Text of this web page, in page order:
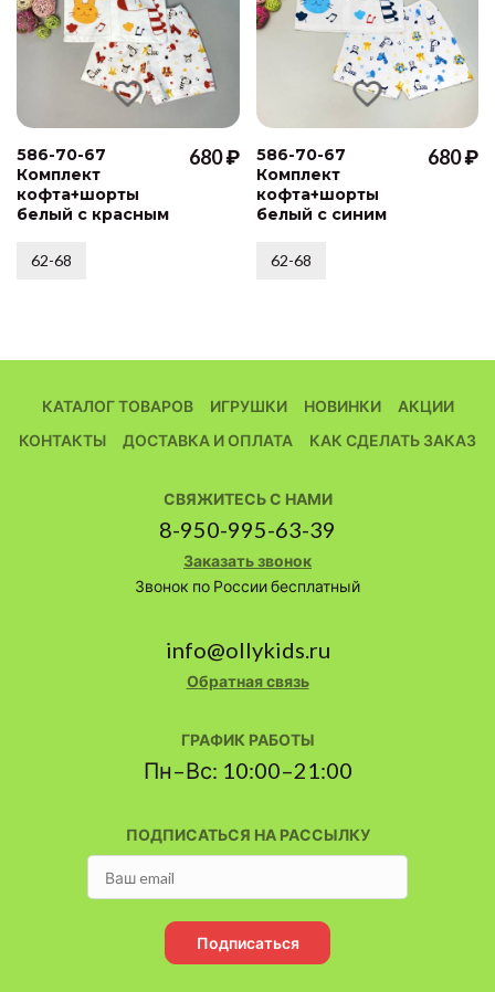
586-70-67
Комплект
кофта+шорты
белый с красным
680 ₽
62-68
586-70-67
Комплект
кофта+шорты
белый с синим
680 ₽
62-68
КАТАЛОГ ТОВАРОВ ИГРУШКИ НОВИНКИ
АКЦИИ
КОНТАКТЫ
ДОСТАВКА И ОПЛАТА КАК СДЕЛАТЬ ЗАКАЗ
ПОДПИСАТЬСЯ НА РАССЫЛКУ
Подписаться
СВЯЖИТЕСЬ С НАМИ
8-950-995-63-39
Заказать звонок
Звонок по России бесплатный
info@ollykids.ru
Обратная связь
ГРАФИК РАБОТЫ
Пн–Вс: 10:00–21:00